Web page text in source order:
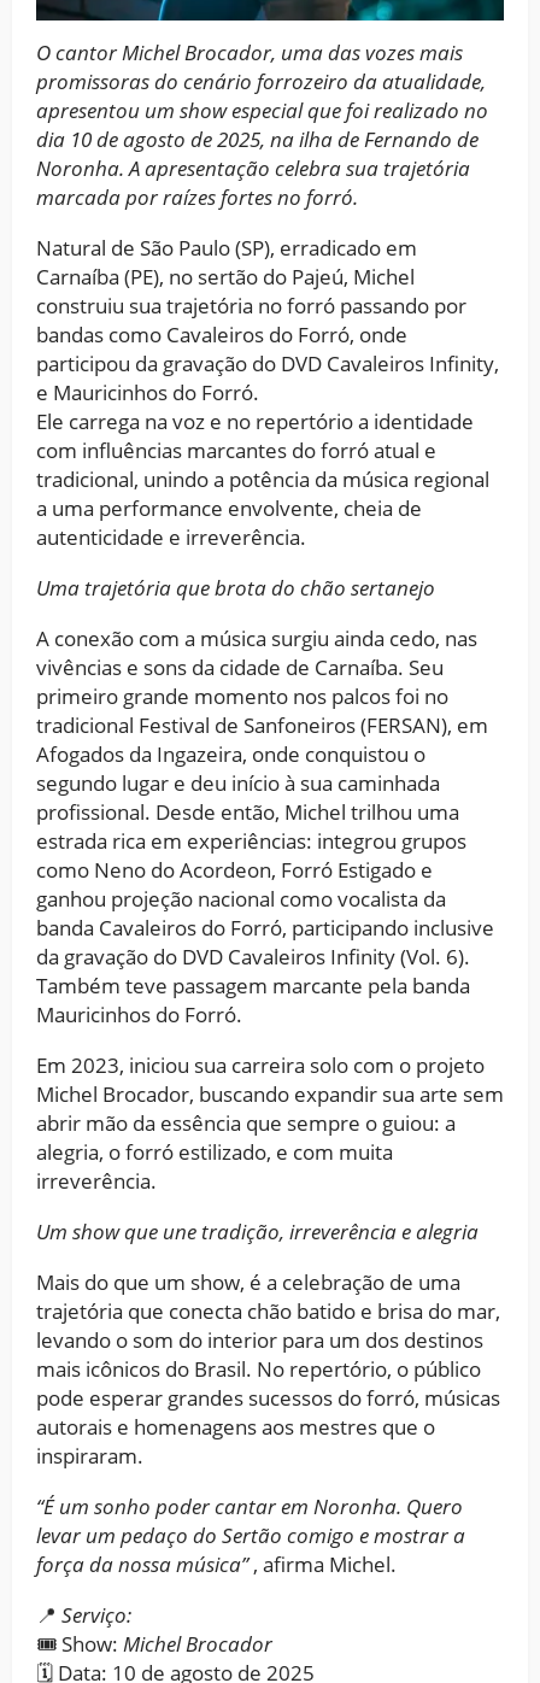
O cantor Michel Brocador, uma das vozes mais
promissoras do cenário forrozeiro da atualidade,
apresentou um show especial que foi realizado no
dia 10 de agosto de 2025, na ilha de Fernando de
Noronha. A apresentação celebra sua trajetória
marcada por raízes fortes no forró.
Natural de São Paulo (SP), erradicado em
Carnaíba (PE), no sertão do Pajeú, Michel
construiu sua trajetória no forró passando por
bandas como Cavaleiros do Forró, onde
participou da gravação do DVD Cavaleiros Infinity,
e Mauricinhos do Forró.
Ele carrega na voz e no repertório a identidade
com influências marcantes do forró atual e
tradicional, unindo a potência da música regional
a uma performance envolvente, cheia de
autenticidade e irreverência.
Uma trajetória que brota do chão sertanejo
A conexão com a música surgiu ainda cedo, nas
vivências e sons da cidade de Carnaíba. Seu
primeiro grande momento nos palcos foi no
tradicional Festival de Sanfoneiros (FERSAN), em
Afogados da Ingazeira, onde conquistou o
segundo lugar e deu início à sua caminhada
profissional. Desde então, Michel trilhou uma
estrada rica em experiências: integrou grupos
como Neno do Acordeon, Forró Estigado e
ganhou projeção nacional como vocalista da
banda Cavaleiros do Forró, participando inclusive
da gravação do DVD Cavaleiros Infinity (Vol. 6).
Também teve passagem marcante pela banda
Mauricinhos do Forró.
Em 2023, iniciou sua carreira solo com o projeto
Michel Brocador, buscando expandir sua arte sem
abrir mão da essência que sempre o guiou: a
alegria, o forró estilizado, e com muita
irreverência.
Um show que une tradição, irreverência e alegria
Mais do que um show, é a celebração de uma
trajetória que conecta chão batido e brisa do mar,
levando o som do interior para um dos destinos
mais icônicos do Brasil. No repertório, o público
pode esperar grandes sucessos do forró, músicas
autorais e homenagens aos mestres que o
inspiraram.
“É um sonho poder cantar em Noronha. Quero
levar um pedaço do Sertão comigo e mostrar a
força da nossa música”, afirma Michel.
📍 Serviço:
🎟 Show: Michel Brocador
🗓 Data: 10 de agosto de 2025